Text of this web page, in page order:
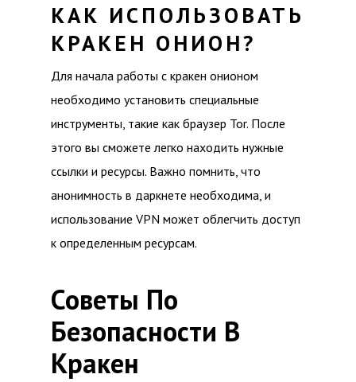
КАК ИСПОЛЬЗОВАТЬ
КРАКЕН ОНИОН?
Для начала работы с кракен онионом
необходимо установить специальные
инструменты, такие как браузер Tor. После
этого вы сможете легко находить нужные
ссылки и ресурсы. Важно помнить, что
анонимность в даркнете необходима, и
использование VPN может облегчить доступ
к определенным ресурсам.
Советы По
Безопасности В
Кракен